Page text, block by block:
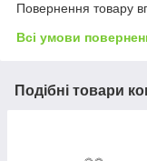
Повернення товару
Всі умови
Подібні товари